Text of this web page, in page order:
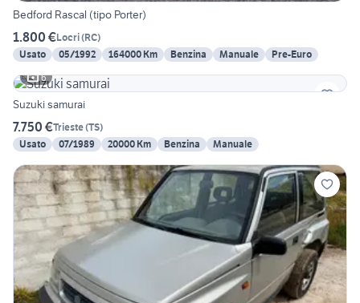
Bedford Rascal (tipo Porter)
1.800 €Locri(RC)
Usato
05/1992 164000 Km Benzina Manuale
Pre-Euro
6
Suzuki samurai
7.750 €Trieste(TS)
Usato
07/1989 20000 Km Benzina Manuale